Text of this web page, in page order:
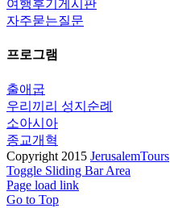
여행후기게시판
자주묻는질문
프로그램
출애굽
우리끼리 성지순례
소아시아
종교개혁
Copyright 2015 JerusalemTours
Toggle Sliding Bar Area
Page load link
Go to Top